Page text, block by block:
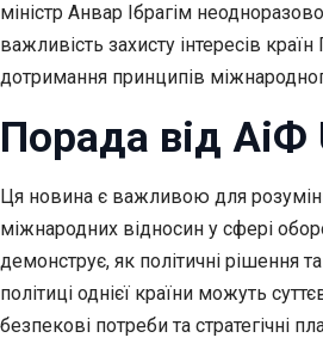
міністр Анвар Ібрагім
важливість захисту інтересів
дотримання принципів
Порада від АіФ
Ця новина є важливою для
міжнародних відносин у сфері
демонструє, як політичні рішення
політиці однієї країни можуть
безпекові потреби та стратегічні